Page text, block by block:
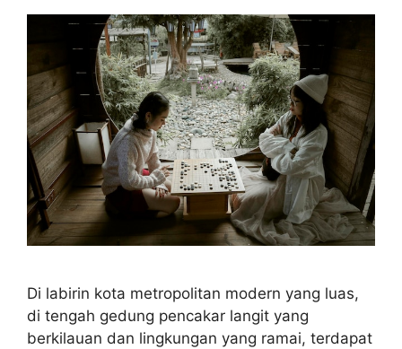
Di labirin kota metropolitan modern yang luas,
di tengah gedung pencakar langit yang
berkilauan dan lingkungan yang ramai, terdapat